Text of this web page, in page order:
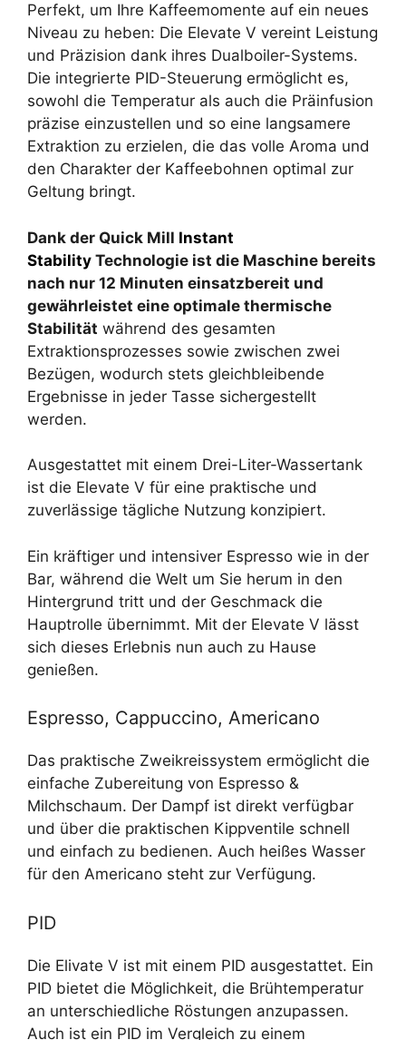
Perfekt, um Ihre Kaffeemomente auf ein neues
Niveau zu heben: Die Elevate V vereint Leistung
und Präzision dank ihres Dualboiler-Systems.
Die integrierte PID-Steuerung ermöglicht es,
sowohl die Temperatur als auch die Präinfusion
präzise einzustellen und so eine langsamere
Extraktion zu erzielen, die das volle Aroma und
den Charakter der Kaffeebohnen optimal zur
Geltung bringt.
Dank der Quick Mill Instant
Stability Technologie ist die Maschine bereits
nach nur 12 Minuten einsatzbereit und
gewährleistet eine optimale thermische
Stabilität während des gesamten
Extraktionsprozesses sowie zwischen zwei
Bezügen, wodurch stets gleichbleibende
Ergebnisse in jeder Tasse sichergestellt
werden.
Ausgestattet mit einem Drei-Liter-Wassertank
ist die Elevate V für eine praktische und
zuverlässige tägliche Nutzung konzipiert.
Ein kräftiger und intensiver Espresso wie in der
Bar, während die Welt um Sie herum in den
Hintergrund tritt und der Geschmack die
Hauptrolle übernimmt. Mit der Elevate V lässt
sich dieses Erlebnis nun auch zu Hause
genießen.
Espresso, Cappuccino, Americano
Das praktische Zweikreissystem ermöglicht die
einfache Zubereitung von Espresso &
Milchschaum. Der Dampf ist direkt verfügbar
und über die praktischen Kippventile schnell
und einfach zu bedienen. Auch heißes Wasser
für den Americano steht zur Verfügung.
PID
Die Elivate V ist mit einem PID ausgestattet. Ein
PID bietet die Möglichkeit, die Brühtemperatur
an unterschiedliche Röstungen anzupassen.
Auch ist ein PID im Vergleich zu einem